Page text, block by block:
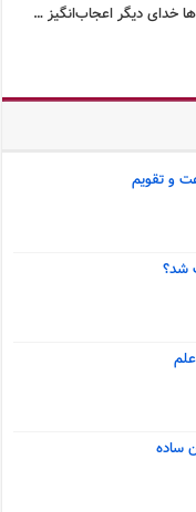
خدای دیگر اعجاب‌انگیز …
و تقویم
شد؟
ساده